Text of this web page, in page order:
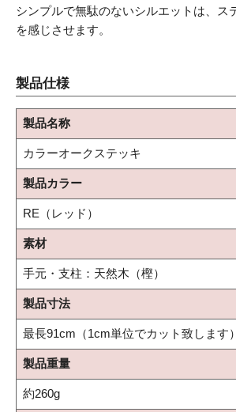
シンプルで無駄のないシルエットは、ス
を感じさせます。
製品仕様
製品名称
カラーオークステッキ
製品カラー
RE（レッド）
素材
手元・支柱：天然木（樫）
製品寸法
最長91cm（1cm単位でカット致します）
製品重量
約260g